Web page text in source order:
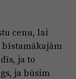
cenu, lai
ja to
ja būsim